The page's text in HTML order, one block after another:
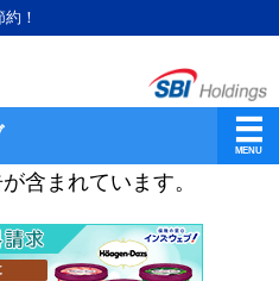
！
含まれています。